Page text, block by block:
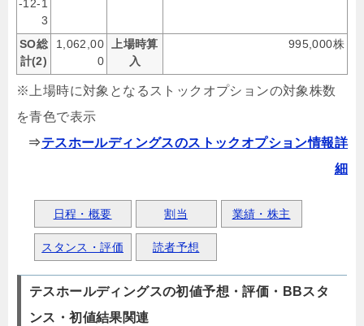
-12-1
3
SO総
計(2)
1,062,00
0
上場時算
入
995,000株
※上場時に対象となるストックオプションの対象株数
を青色で表示
⇒テスホールディングスのストックオプション情報詳
細
日程・概要 割当 業績・株主
スタンス・評価 読者予想
テスホールディングスの初値予想・評価・BBスタ
ンス・初値結果関連